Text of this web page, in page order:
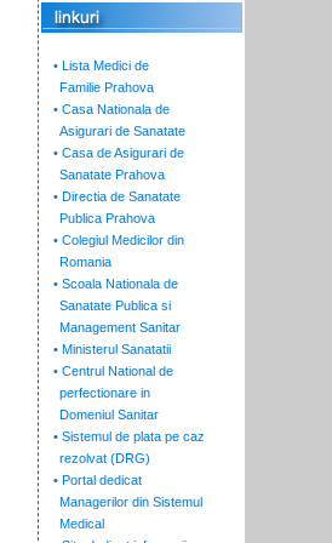
• Lista Medici de
Familie Prahova
• Casa Nationala de
Asigurari de Sanatate
• Casa de Asigurari de
Sanatate Prahova
• Directia de Sanatate
Publica Prahova
• Colegiul Medicilor din
Romania
• Scoala Nationala de
Sanatate Publica si
Management Sanitar
• Ministerul Sanatatii
• Centrul National de
perfectionare in
Domeniul Sanitar
• Sistemul de plata pe caz
rezolvat (DRG)
• Portal dedicat
Managerilor din Sistemul
Medical